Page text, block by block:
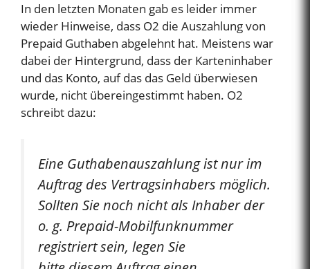
In den letzten Monaten gab es leider immer
wieder Hinweise, dass O2 die Auszahlung von
Prepaid Guthaben abgelehnt hat. Meistens war
dabei der Hintergrund, dass der Karteninhaber
und das Konto, auf das das Geld überwiesen
wurde, nicht übereingestimmt haben. O2
schreibt dazu:
Eine Guthabenauszahlung ist nur im
Auftrag des Vertragsinhabers möglich.
Sollten Sie noch nicht als Inhaber der
o. g. Prepaid-Mobilfunknummer
registriert sein, legen Sie